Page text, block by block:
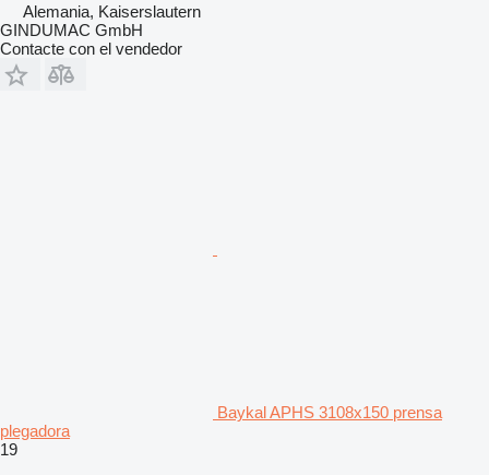
Alemania, Kaiserslautern
GINDUMAC GmbH
Contacte con el vendedor
Baykal APHS 3108x150 prensa
plegadora
19